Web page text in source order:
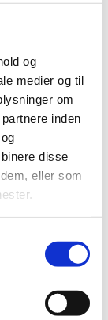
og
medier og til
om
inden
disse
eller som